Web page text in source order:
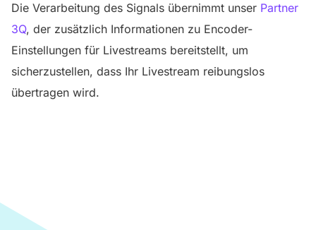
Die Verarbeitung des Signals übernimmt unser Partner
3Q, der zusätzlich Informationen zu Encoder-
Einstellungen für Livestreams bereitstellt, um
sicherzustellen, dass Ihr Livestream reibungslos
übertragen wird.